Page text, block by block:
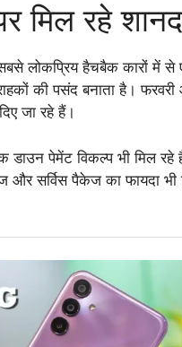
रहे
लोकप्रिय हैचबैक कारों में
की पसंद बनाता है।
जा रहे हैं।
डाउन पेमेंट विकल्प भी मिल
और सर्विस पैकेज का फायदा